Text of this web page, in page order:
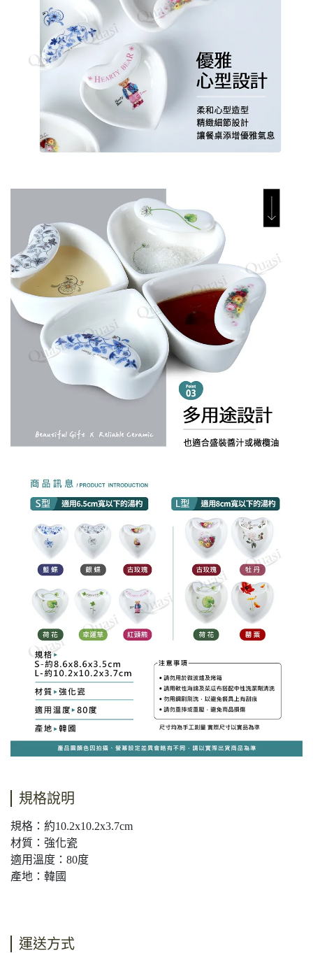
規格說明
規格：約10.2x10.2x3.7cm
材質：強化瓷
適用溫度：80度
產地：韓國
運送方式